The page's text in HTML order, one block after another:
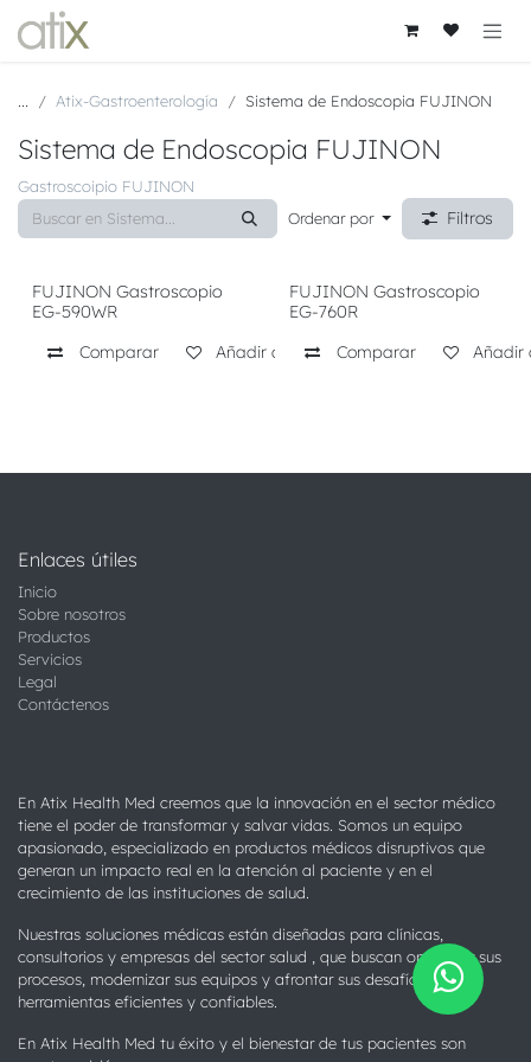
Ir al contenido
... Atix-Gastroenterología Sistema de Endoscopia FUJINON
Sistema de Endoscopia FUJINON
Gastroscoipio FUJINON
Ordenar por
Filtros
FUJINON Gastroscopio
EG-590WR
Comparar
Añadir a lista de deseos
FUJINON Gastroscopio
EG-760R
Comparar
Añadir
Enlaces útiles
Inicio
Sobre nosotros
Productos
Servicios
Legal
Contáctenos
En Atix Health Med creemos que la innovación en el sector médico
tiene el poder de transformar y salvar vidas. Somos un equipo
apasionado, especializado en productos médicos disruptivos que
generan un impacto real en la atención al paciente y en el
crecimiento de las instituciones de salud.
Nuestras soluciones médicas están diseñadas para clínicas,
consultorios y empresas del sector salud , que buscan optimizar sus
procesos, modernizar sus equipos y afrontar sus desafíos con
herramientas eficientes y confiables.
En Atix Health Med tu éxito y el bienestar de tus pacientes son